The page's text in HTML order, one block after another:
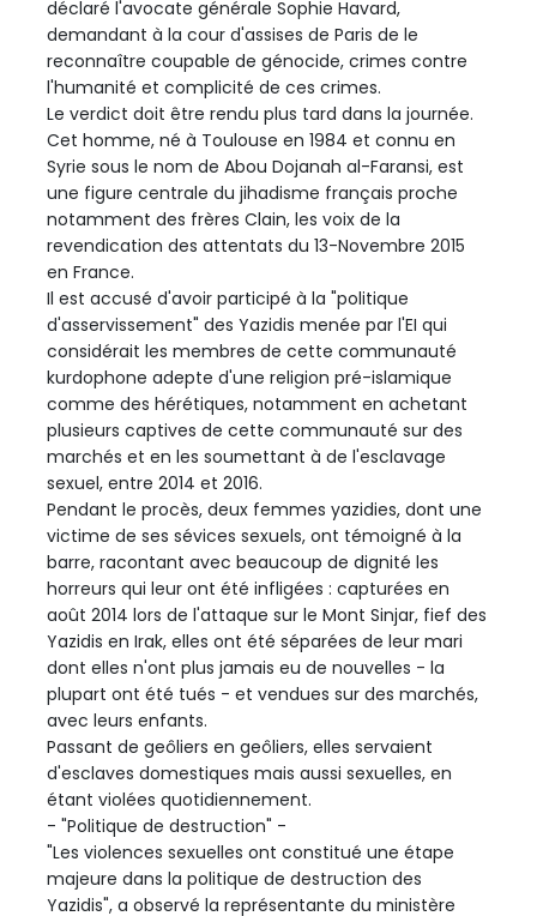
déclaré l'avocate générale Sophie Havard,
demandant à la cour d'assises de Paris de le
reconnaître coupable de génocide, crimes contre
l'humanité et complicité de ces crimes.
Le verdict doit être rendu plus tard dans la journée.
Cet homme, né à Toulouse en 1984 et connu en
Syrie sous le nom de Abou Dojanah al-Faransi, est
une figure centrale du jihadisme français proche
notamment des frères Clain, les voix de la
revendication des attentats du 13-Novembre 2015
en France.
Il est accusé d'avoir participé à la "politique
d'asservissement" des Yazidis menée par l'EI qui
considérait les membres de cette communauté
kurdophone adepte d'une religion pré-islamique
comme des hérétiques, notamment en achetant
plusieurs captives de cette communauté sur des
marchés et en les soumettant à de l'esclavage
sexuel, entre 2014 et 2016.
Pendant le procès, deux femmes yazidies, dont une
victime de ses sévices sexuels, ont témoigné à la
barre, racontant avec beaucoup de dignité les
horreurs qui leur ont été infligées : capturées en
août 2014 lors de l'attaque sur le Mont Sinjar, fief des
Yazidis en Irak, elles ont été séparées de leur mari
dont elles n'ont plus jamais eu de nouvelles - la
plupart ont été tués - et vendues sur des marchés,
avec leurs enfants.
Passant de geôliers en geôliers, elles servaient
d'esclaves domestiques mais aussi sexuelles, en
étant violées quotidiennement.
- "Politique de destruction" -
"Les violences sexuelles ont constitué une étape
majeure dans la politique de destruction des
Yazidis", a observé la représentante du ministère